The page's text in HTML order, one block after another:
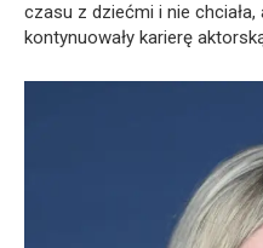
czasu z dziećmi i nie chciała,
kontynuowały karierę